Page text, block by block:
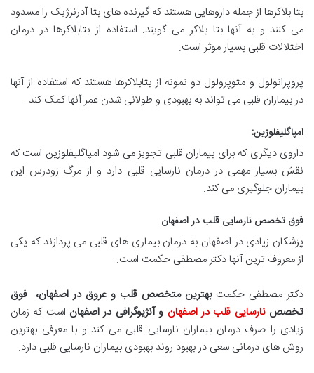
بتا بلاکرها از جمله داروهایی هستند که گیرنده های بتا آدرنرژیک را مسدود
می کنند و به آنها بتا بلاکر می گویند. استفاده از بتابلاکرها در درمان
اختلالات قلبی بسیار موثر است.
پروپرانولول و متوپرولول دو نمونه از بتابلاکرها هستند که استفاده از آنها
در بیماران قلبی می تواند به بهبودی و طولانی شدن عمر آنها کمک کند.
امپاگلیفلوزین:
داروی دیگری که برای بیماران قلبی تجویز می شود امپاگلیفلوزین است که
نقش بسیار مهمی در درمان نارسایی قلبی دارد و از مرگ زودرس این
بیماران جلوگیری می کند.
فوق تخصص نارسایی قلب در اصفهان
پزشکان زیادی در اصفهان به درمان بیماری های قلبی می پردازند که یکی
از معروف ترین آنها دکتر مصطفی حکمت است.
دکتر مصطفی حکمتبهترین متخصص قلب و عروق در اصفهان، فوق
تخصصنارسایی قلب در اصفهان و آنژیوگرافی در اصفهان است که زمان
زیادی را صرف درمان بیماران نارسایی قلبی می کند و با معرفی بهترین
روش های درمانی سعی در بهبود روند بهبودی بیماران نارسایی قلبی دارد.